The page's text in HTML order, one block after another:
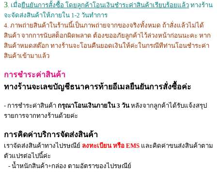
3. เมื่อยืนยันการสั้งซื้อ โดยลูกค้าโอนเงินชำระค่าสินค้าเรียบร้อยแล้ว ทางร้าน
จะจัดส่งสินค้าให้ภายใน 1-2 วันทำการ
4. ภาพถ่ายสินค้าในร้านนี้เป็นภาพถ่ายจากของจริงทั้งหมด ถ้าสั่งแล้วไม่ได้
สินค้า จากการนับสต็อกผิดพลาด ต้องขออภัยลูกค้าไว้ล่วงหน้าก่อนนะคะ หาก
สินค้าหมดสต๊อก ทางร้านจะโอนคืนยอดเงินให้ค่ะในกรณีทีท่านโอนชำระค่า
สินค้าเข้ามาแล้ว
การชำระค่าสินค้า
ทางร้านจะเลขบัญชีธนาคารท้ายอีเมลยืนยันการสั่งซื้อค่ะ
- การชำระค่าสินค้า กรุณาโอนเงินภายใน 3 วันหลังจากลูกค้าได้รับแจ้งสรุป
รายการจากทางร้านด้วยค่ะ
การคิดค่าบริการจัดส่งสินค้า
เราจัดส่งสินค้าทางไปรษณีย์ ลงทะเบียน หรือ EMS และคิดค่าขนส่งสินค้าตาม
ตัวแปรต่อไปนี้ค่ะ
- น้ำหนักสินค้า+กล่อง ตามอัตราของไปรษณีย์